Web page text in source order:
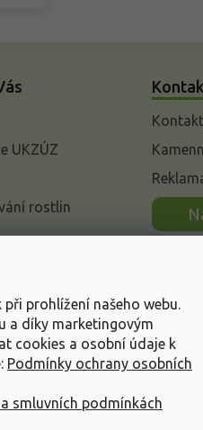
prohlížení našeho webu.
a díky marketingovým
cookies a osobní údaje k
Podmínky ochrany osobních
smluvních podmínkách
UKZÚZ
rostlin